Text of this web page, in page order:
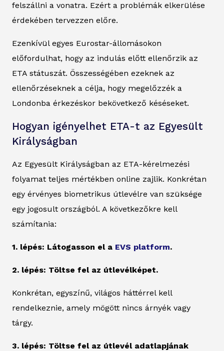
felszállni a vonatra. Ezért a problémák elkerülése
érdekében tervezzen előre.
Ezenkívül egyes Eurostar-állomásokon
előfordulhat, hogy az indulás előtt ellenőrzik az
ETA státuszát. Összességében ezeknek az
ellenőrzéseknek a célja, hogy megelőzzék a
Londonba érkezéskor bekövetkező késéseket.
Hogyan igényelhet ETA-t az Egyesült
Királyságban
Az Egyesült Királyságban az ETA-kérelmezési
folyamat teljes mértékben online zajlik. Konkrétan
egy érvényes biometrikus útlevélre van szüksége
egy jogosult országból. A következőkre kell
számítania:
1. lépés: Látogasson el a EVS platform.
2. lépés: Töltse fel az útlevélképet.
Konkrétan, egyszínű, világos háttérrel kell
rendelkeznie, amely mögött nincs árnyék vagy
tárgy.
3. lépés: Töltse fel az útlevél adatlapjának